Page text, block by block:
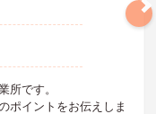
所です。
ポイントをお伝えしま